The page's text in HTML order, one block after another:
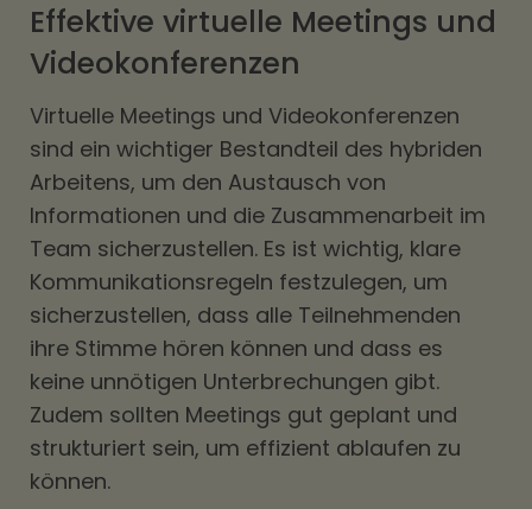
Effektive virtuelle Meetings und
Videokonferenzen
Virtuelle Meetings und Videokonferenzen
sind ein wichtiger Bestandteil des hybriden
Arbeitens, um den Austausch von
Informationen und die Zusammenarbeit im
Team sicherzustellen. Es ist wichtig, klare
Kommunikationsregeln festzulegen, um
sicherzustellen, dass alle Teilnehmenden
ihre Stimme hören können und dass es
keine unnötigen Unterbrechungen gibt.
Zudem sollten Meetings gut geplant und
strukturiert sein, um effizient ablaufen zu
können.